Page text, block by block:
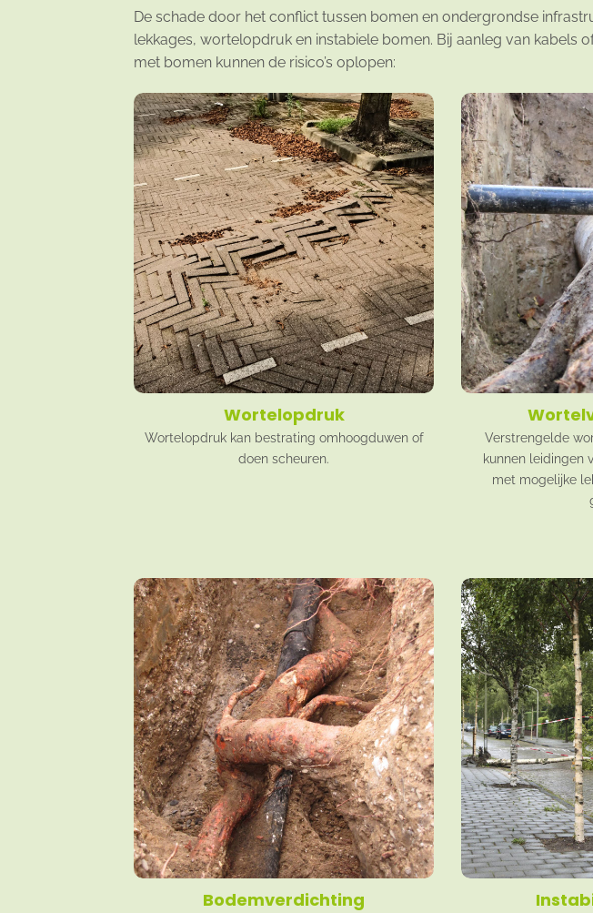
De schade door het conflict tussen bomen en ondergrondse
lekkages, wortelopdruk en instabiele bomen. Bij aanleg van
met bomen kunnen de risico’s oplopen:
Wortelopdruk
Wortelopdruk kan bestrating omhoogduwen of
doen scheuren.
Verstrengelde
kunnen leidingen
met mogelijke
Bodemverdichting